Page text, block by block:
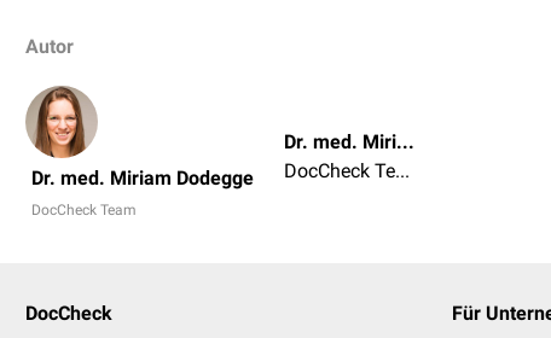
Autor
Dr. med. Miriam Dodegge
DocCheck Team
Dr. med. Miriam Dodegge
DocCheck Team
DocCheck Für